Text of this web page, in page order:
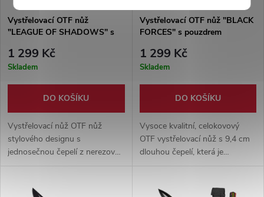
Vystřelovací OTF nůž
"LEAGUE OF SHADOWS" s
1 299 Kč
Skladem
DO KOŠÍKU
Vystřelovací nůž OTF nůž
stylového designu s
jednosečnou čepelí z nerezové
sklo. Nylonové pouzdro
Vystřelovací OTF nůž "BLACK
FORCES" s pouzdrem
1 299 Kč
Skladem
DO KOŠÍKU
Vysoce kvalitní, celokovový
OTF vystřelovací nůž s 9,4 cm
dlouhou čepelí, která je
Nylonové pouzdro na opasek.